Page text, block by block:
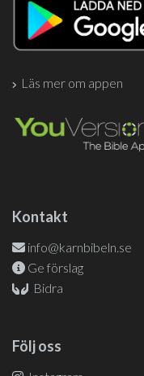
Läs mer om appen
Kontakt
info@karnbibeln.se
Ge förslag
Bidra
Följ oss